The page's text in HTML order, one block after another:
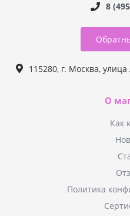
8
115280, г. Москва,
О
Как
Политика